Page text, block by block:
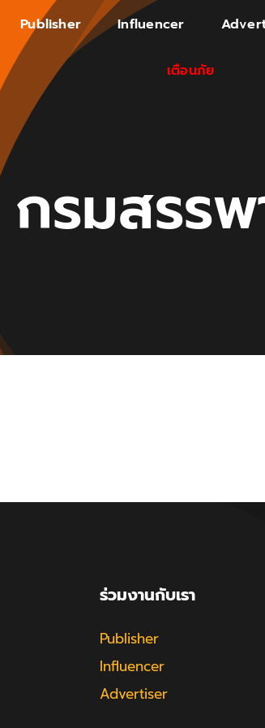
Publisher Influencer
เตือนภัย
กรมสรร
ร่วมงานกับเรา
Publisher
Influencer
Advertiser